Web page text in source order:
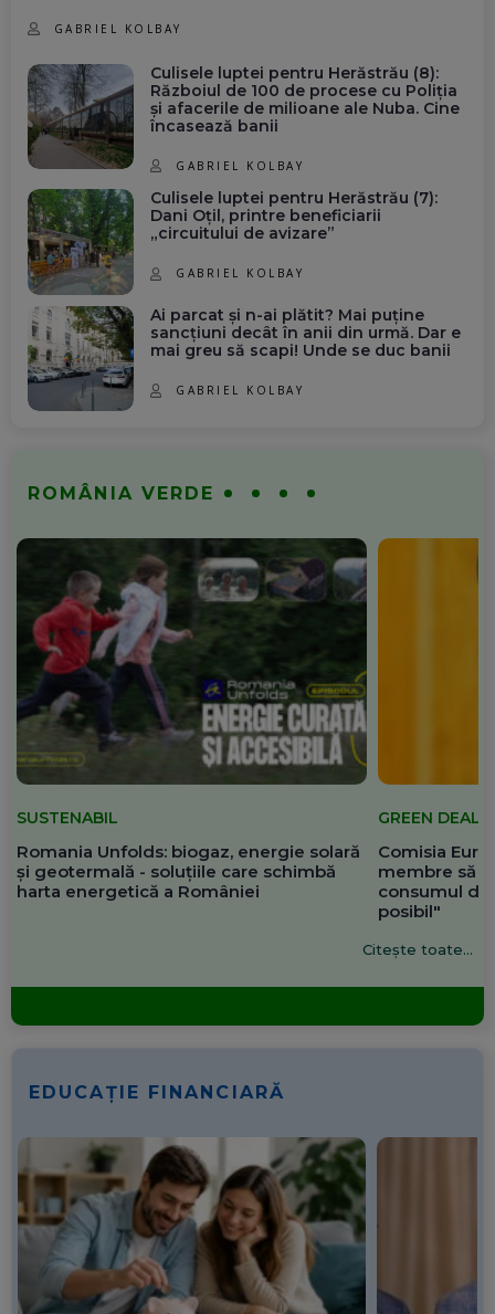
GABRIEL KOLBAY
Culisele luptei pentru Herăstrău (8):
Războiul de 100 de procese cu Poliția
și afacerile de milioane ale Nuba. Cine
încasează banii
GABRIEL KOLBAY
Culisele luptei pentru Herăstrău (7):
Dani Oțil, printre beneficiarii
„circuitului de avizare”
GABRIEL KOLBAY
Ai parcat și n-ai plătit? Mai puține
sancțiuni decât în anii din urmă. Dar e
mai greu să scapi! Unde se duc banii
GABRIEL KOLBAY
ROMÂNIA VERDE
SUSTENABIL
Romania Unfolds: biogaz, energie solară
și geotermală - soluțiile care schimbă
harta energetică a României
GREEN DEAL
Comisia
membre să
consumul de
posibil"
Citește toate...
EDUCAȚIE FINANCIARĂ